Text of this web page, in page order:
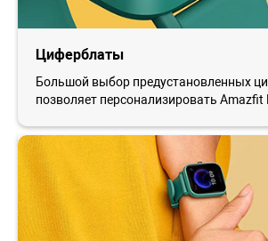
Циферблаты
Большой выбор предустановленных
позволяет персонализировать Amazfit